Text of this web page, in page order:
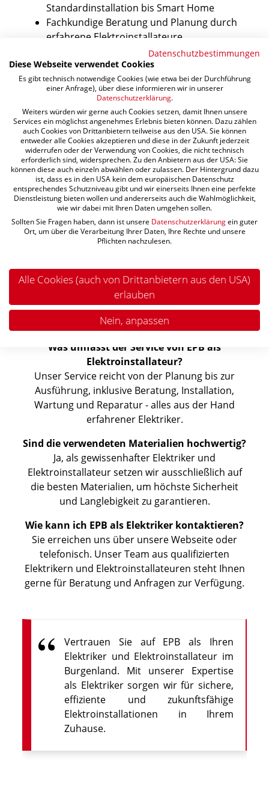
Standardinstallation bis Smart Home
Fachkundige Beratung und Planung durch
erfahrene Elektroinstallateure
Einsatz hochwertiger Materialien durch
qualifizierte Elektriker
Faire Preise und zuverlässiger Service
Häufig gestellte Fragen (FAQs)
Was ist ein EIB-System?
Ein EIB-System (Europäischer Installationsbus) ist
ein intelligentes Bussystem zur Steuerung
verschiedener Haushaltsgeräte, das von einem
erfahrenen Elektroinstallateur installiert wird.
Elektroinstallateur im Burgenland fachgerechte,
sichere und moderne Elektroinstallationen mit
hochwertigen Materialien und umfassendem
Service.
Was umfasst der Service von EPB als
Elektroinstallateur?
Unser Service reicht von der Planung bis zur
Ausführung, inklusive Beratung, Installation,
Wartung und Reparatur - alles aus der Hand
erfahrener Elektriker.
Sind die verwendeten Materialien hochwertig?
Ja, als gewissenhafter Elektriker und
Elektroinstallateur setzen wir ausschließlich auf
die besten Materialien, um höchste Sicherheit
und Langlebigkeit zu garantieren.
Wie kann ich EPB als Elektriker kontaktieren?
Sie erreichen uns über unsere Webseite oder
telefonisch. Unser Team aus qualifizierten
Elektrikern und Elektroinstallateuren steht Ihnen
gerne für Beratung und Anfragen zur Verfügung.
Vertrauen Sie auf EPB als Ihren
Elektriker und Elektroinstallateur im
Burgenland. Mit unserer Expertise
als Elektriker sorgen wir für sichere,
effiziente und zukunftsfähige
Elektroinstallationen in Ihrem
Zuhause.
Datenschutzbestimmungen
Diese Webseite verwendet Cookies
Es gibt technisch notwendige Cookies (wie etwa bei der Durchführung
einer Anfrage), über diese informieren wir in unserer
Datenschutzerklärung.
Weiters würden wir gerne auch Cookies setzen, damit Ihnen unsere
Services ein möglichst angenehmes Erlebnis bieten können. Dazu zählen
auch Cookies von Drittanbietern teilweise aus den USA. Sie können
entweder alle Cookies akzeptieren und diese in der Zukunft jederzeit
widerrufen oder der Verwendung von Cookies, die nicht technisch
erforderlich sind, widersprechen. Zu den Anbietern aus der USA: Sie
können diese auch einzeln abwählen oder zulassen. Der Hintergrund dazu
ist, dass es in den USA kein dem europäischen Datenschutz
entsprechendes Schutzniveau gibt und wir einerseits Ihnen eine perfekte
Dienstleistung bieten wollen und andererseits auch die Wahlmöglichkeit,
wie wir dabei mit Ihren Daten umgehen sollen.
Sollten Sie Fragen haben, dann ist unsere Datenschutzerklärungein guter
Ort, um über die Verarbeitung Ihrer Daten, Ihre Rechte und unsere
Pflichten nachzulesen.
Alle Cookies (auch von Drittanbietern aus den USA)
erlauben
Nein, anpassen